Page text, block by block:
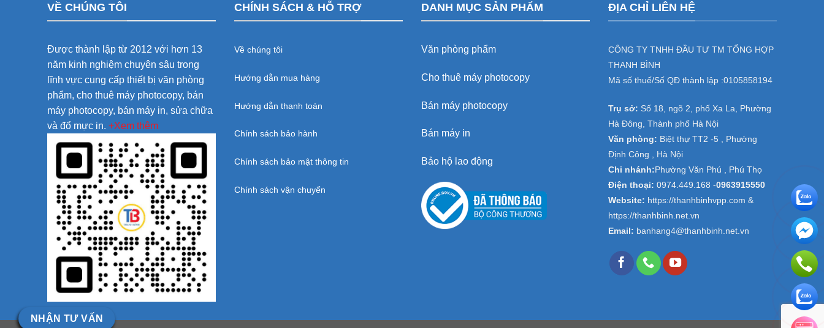
VỀ CHÚNG TÔI
Được thành lập từ 2012 với hơn 13
năm kinh nghiệm chuyên sâu trong
lĩnh vực cung cấp thiết bị văn phòng
phẩm, cho thuê máy photocopy, bán
máy photocopy, bán máy in, sửa chữa
và đổ mực in. +Xem thêm
CHÍNH SÁCH & HỖ TRỢ
Về chúng tôi
Hướng dẫn mua hàng
Hướng dẫn thanh toán
Chính sách bảo hành
Chính sách bảo mật thông tin
Chính sách vận chuyển
DANH MỤC SẢN PHẨM
Văn phòng phẩm
Cho thuê máy photocopy
Bán máy photocopy
Bán máy in
Bảo hộ lao động
ĐỊA CHỈ LIÊN HỆ
CÔNG TY TNHH ĐẦU TƯ TM TỔNG HỢP
THANH BÌNH
Mã số thuế/Số QĐ thành lập :0105858194
Trụ sở: Số 18, ngõ 2, phố Xa La, Phường
Hà Đông, Thành phố Hà Nội
Văn phòng: Biệt thự TT2 -5 , Phường
Định Công , Hà Nội
Chi nhánh: Phường Văn Phú , Phú Thọ
Điện thoại: 0974.449.168 -0963915550
Website: https://thanhbinhvpp.com &
https://thanhbinh.net.vn
Email: banhang4@thanhbinh.net.vn
NHẬN TƯ VẤN